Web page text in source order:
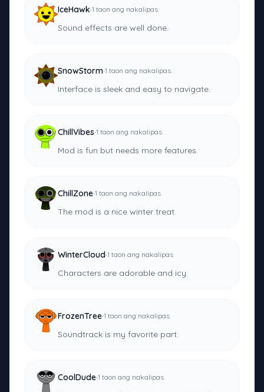
IceHawk·1 taon ang nakalipas
Sound effects are well done.
SnowStorm·1 taon ang nakalipas
Interface is sleek and easy to navigate.
ChillVibes·1 taon ang nakalipas
Mod is fun but needs more features.
ChillZone·1 taon ang nakalipas
The mod is a nice winter treat.
WinterCloud·1 taon ang nakalipas
Characters are adorable and icy.
FrozenTree·1 taon ang nakalipas
Soundtrack is my favorite part.
CoolDude·1 taon ang nakalipas